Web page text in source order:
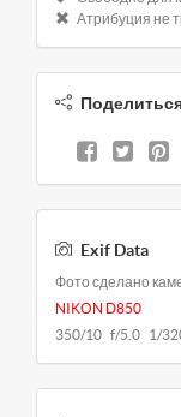
Атрибуция не
Exif Data
Фото сделано
NIKON D850
350/10 f/5.0 1/